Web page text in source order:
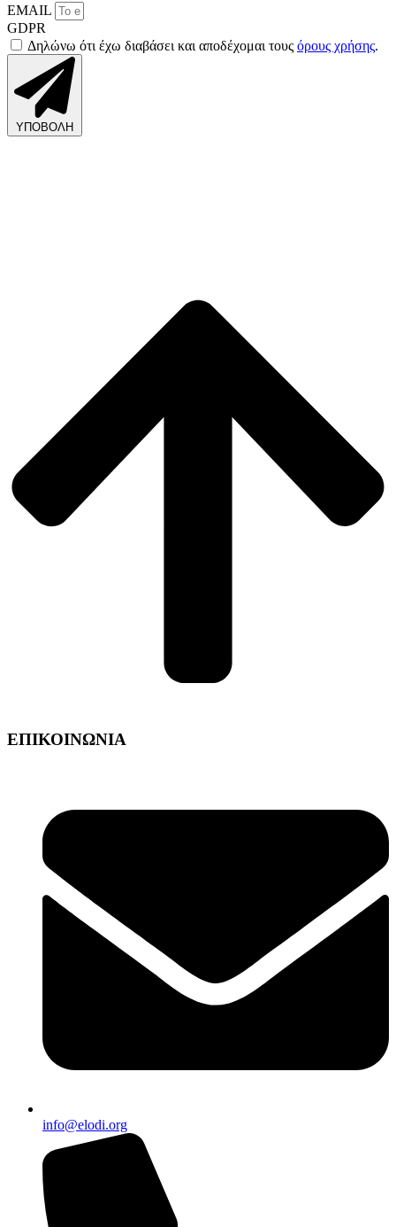
EMAIL
GDPR
Δηλώνω ότι έχω διαβάσει και αποδέχομαι τους όρους χρήσης.
ΥΠΟΒΟΛΗ
ΕΠΙΚΟΙΝΩΝΙΑ
info@elodi.org